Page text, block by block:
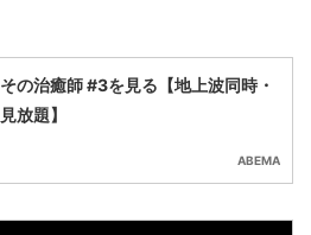
その治癒師 #3を見る【地上波同時・
見放題】
ABEMA